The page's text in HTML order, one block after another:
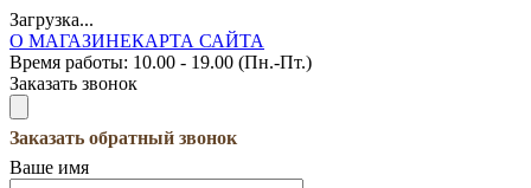
Загрузка...
О МАГАЗИНЕКАРТА САЙТА
Время работы: 10.00 - 19.00 (Пн.-Пт.)
Заказать звонок
Заказать обратный звонок
Ваше имя